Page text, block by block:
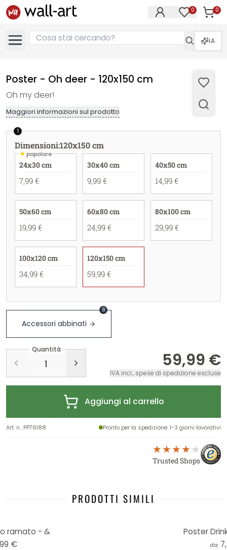
0 0
IA
Poster - Oh deer - 120x150 cm
Oh my deer!
Maggiori informazioni sul prodotto
1
Dimensioni:120x150 cm
★popolare
24x30 cm
7,99 €
30x40 cm
9,99 €
40x50 cm
14,99 €
50x60 cm
19,99 €
60x80 cm
24,99 €
80x100 cm
29,99 €
100x120 cm
34,99 €
120x150 cm
59,99 €
Accessori abbinati
8
Quantità
59,99 €
IVA incl., spese di spedizione escluse
Aggiungi al carrello
Art. n.: PP76188 Pronto per la spedizione: 1-3 giorni lavorativi
Trusted Shops
PRODOTTI SIMILI
ramato - &
€
Poster
da